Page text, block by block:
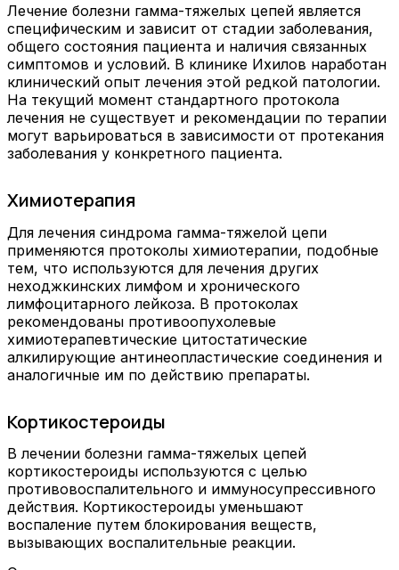
Лечение болезни гамма-тяжелых цепей является
специфическим и зависит от стадии заболевания,
общего состояния пациента и наличия связанных
симптомов и условий. В клинике Ихилов наработан
клинический опыт лечения этой редкой патологии.
На текущий момент стандартного протокола
лечения не существует и рекомендации по терапии
могут варьироваться в зависимости от протекания
заболевания у конкретного пациента.
Химиотерапия
Для лечения синдрома гамма-тяжелой цепи
применяются протоколы химиотерапии, подобные
тем, что используются для лечения других
неходжкинских лимфом и хронического
лимфоцитарного лейкоза. В протоколах
рекомендованы противоопухолевые
химиотерапевтические цитостатические
алкилирующие антинеопластические соединения и
аналогичные им по действию препараты.
Кортикостероиды
В лечении болезни гамма-тяжелых цепей
кортикостероиды используются с целью
противовоспалительного и иммуносупрессивного
действия. Кортикостероиды уменьшают
воспаление путем блокирования веществ,
вызывающих воспалительные реакции.